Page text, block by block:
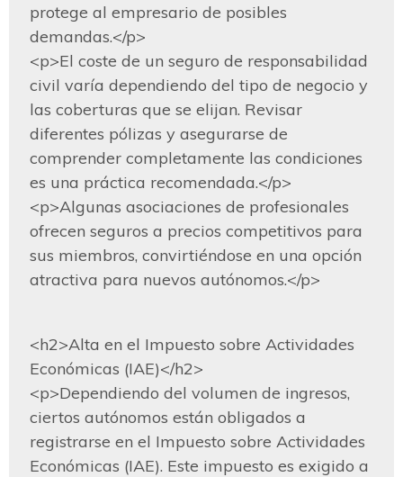
protege al empresario de posibles
demandas.</p>
<p>El coste de un seguro de responsabilidad
civil varía dependiendo del tipo de negocio y
las coberturas que se elijan. Revisar
diferentes pólizas y asegurarse de
comprender completamente las condiciones
es una práctica recomendada.</p>
<p>Algunas asociaciones de profesionales
ofrecen seguros a precios competitivos para
sus miembros, convirtiéndose en una opción
atractiva para nuevos autónomos.</p>
<h2>Alta en el Impuesto sobre Actividades
Económicas (IAE)</h2>
<p>Dependiendo del volumen de ingresos,
ciertos autónomos están obligados a
registrarse en el Impuesto sobre Actividades
Económicas (IAE). Este impuesto es exigido a